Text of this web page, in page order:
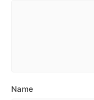
Name